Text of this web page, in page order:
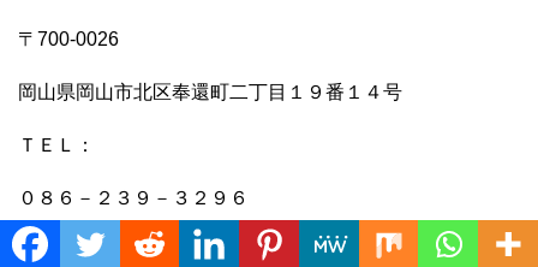
〒700-0026
岡山県岡山市北区奉還町二丁目１９番１４号
ＴＥＬ：
０８６－２３９－３２９６
ＦＡＸ： Translate »